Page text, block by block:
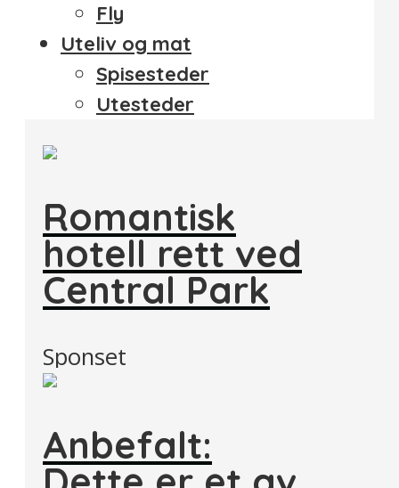
Fly
Uteliv og mat
Spisesteder
Utesteder
Romantisk
hotell rett ved
Central Park
Sponset
Anbefalt: